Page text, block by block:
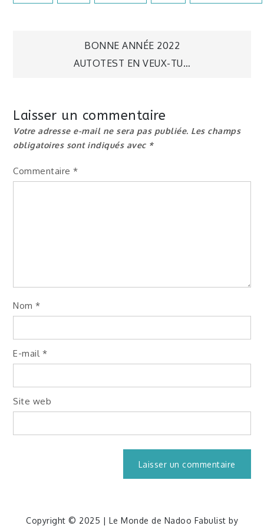
Navigation
l’article
BONNE ANNÉE 2022
AUTOTEST EN VEUX-TU…
Laisser un commentaire
Votre adresse e-mail ne sera pas publiée. Les champs
obligatoires sont indiqués avec *
Commentaire*
Nom*
E-mail *
Site web
Copyright © 2025 | Le Monde de Nadoo Fabulist by